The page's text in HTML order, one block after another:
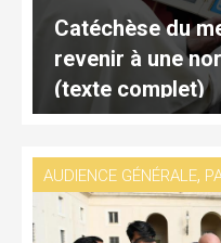
Catéchèse du
revenir à une
(texte complet)
AUDIENCE GÉNÉRALE,